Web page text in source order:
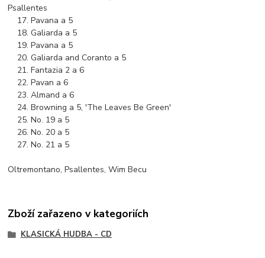
Psallentes
17. Pavana a 5
18. Galiarda a 5
19. Pavana a 5
20. Galiarda and Coranto a 5
21. Fantazia 2 a 6
22. Pavan a 6
23. Almand a 6
24. Browning a 5, 'The Leaves Be Green'
25. No. 19 a 5
26. No. 20 a 5
27. No. 21 a 5
Oltremontano, Psallentes, Wim Becu
Zboží zařazeno v kategoriích
KLASICKÁ HUDBA - CD